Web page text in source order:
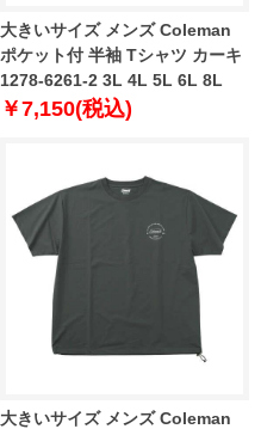
大きいサイズ メンズ Coleman
ポケット付 半袖 Tシャツ カーキ
1278-6261-2 3L 4L 5L 6L 8L
￥7,150(税込)
大きいサイズ メンズ Coleman